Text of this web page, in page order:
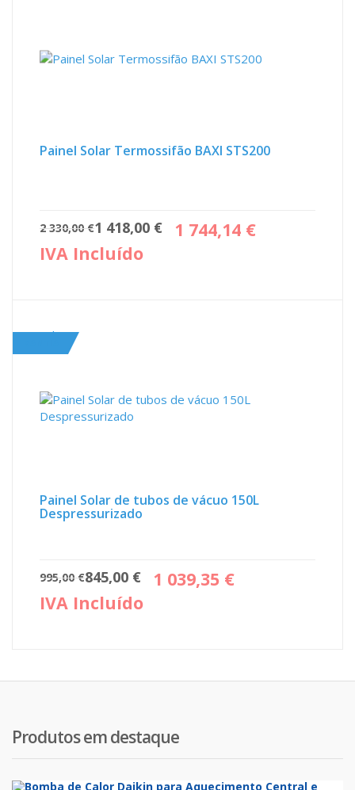
Painel Solar Termossifão BAXI STS200
2 330,00€O
original
1 418,00 €
O
1 744,14 €
IVA Incluído
Sale!
Painel Solar de tubos de vácuo 150L
Despressurizado
995,00€O
original
845,00 €
O
1 039,35 €
IVA Incluído
Produtos em destaque